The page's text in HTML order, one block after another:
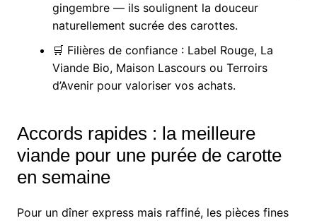
gingembre — ils soulignent la douceur
naturellement sucrée des carottes.
🛒 Filières de confiance : Label Rouge, La
Viande Bio, Maison Lascours ou Terroirs
d’Avenir pour valoriser vos achats.
Accords rapides : la meilleure
viande pour une purée de carotte
en semaine
Pour un dîner express mais raffiné, les pièces fines